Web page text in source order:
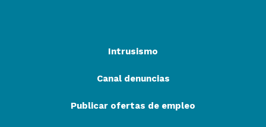
Intrusismo
Canal denuncias
Publicar ofertas de empleo